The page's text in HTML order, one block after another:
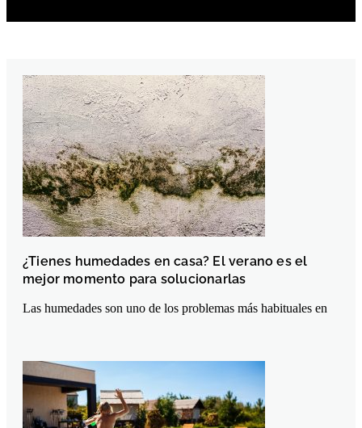
¿Tienes humedades en casa? El verano es el
mejor momento para solucionarlas
Las humedades son uno de los problemas más habituales en